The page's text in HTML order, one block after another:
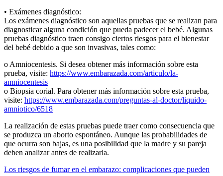
• Exámenes diagnóstico:
Los exámenes diagnóstico son aquellas pruebas que se realizan para
diagnosticar alguna condición que pueda padecer el bebé. Algunas
pruebas diagnóstico traen consigo ciertos riesgos para el bienestar
del bebé debido a que son invasivas, tales como:
o Amniocentesis. Si desea obtener más información sobre esta
prueba, visite: https://www.embarazada.com/articulo/la-
amniocentesis
o Biopsia corial. Para obtener más información sobre esta prueba,
visite: https://www.embarazada.com/preguntas-al-doctor/liquido-
amniotico/6518
La realización de estas pruebas puede traer como consecuencia que
se produzca un aborto espontáneo. Aunque las probabilidades de
que ocurra son bajas, es una posibilidad que la madre y su pareja
deben analizar antes de realizarla.
Los riesgos de fumar en el embarazo: complicaciones que pueden